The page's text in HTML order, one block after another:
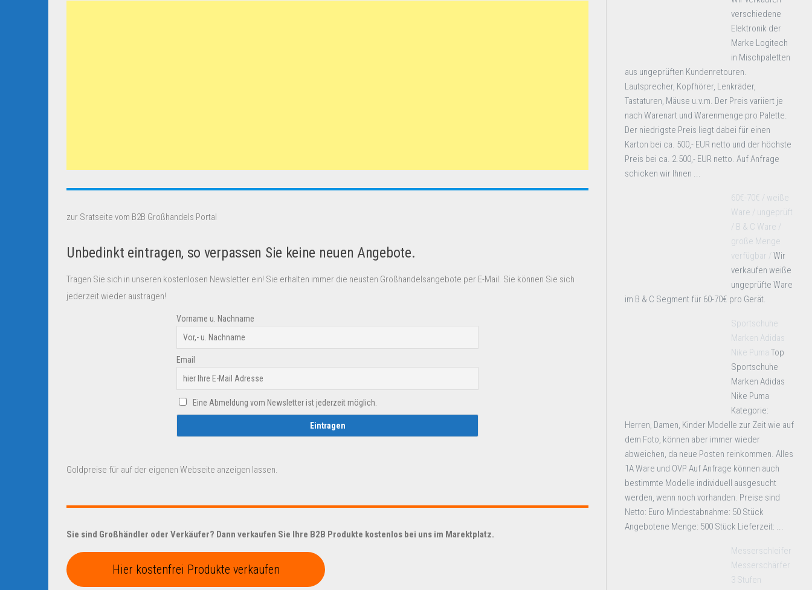
zur Sratseite vom B2B Großhandels Portal
Unbedinkt eintragen, so verpassen Sie keine neuen Angebote.
Tragen Sie sich in unseren kostenlosen Newsletter ein! Sie erhalten immer die neusten Großhandelsangebote per E-Mail. Sie können Sie sich
jederzeit wieder austragen!
Vorname u. Nachname
Email
Eine Abmeldung vom Newsletter ist jederzeit möglich.
Goldpreise für auf der eigenen Webseite anzeigen lassen.
Sie sind Großhändler oder Verkäufer? Dann verkaufen Sie Ihre B2B Produkte kostenlos bei uns im Marektplatz.
Hier kostenfrei Produkte verkaufen
verschiedene
Elektronik der
Marke Logitech
in Mischpaletten
aus ungeprüften Kundenretouren.
Lautsprecher, Kopfhörer, Lenkräder,
Tastaturen, Mäuse u.v.m. Der Preis variiert je
nach Warenart und Warenmenge pro Palette.
Der niedrigste Preis liegt dabei für einen
Karton bei ca. 500,- EUR netto und der höchste
Preis bei ca. 2.500,- EUR netto. Auf Anfrage
schicken wir Ihnen ...
60€-70€ / weiße
Ware / ungeprüft
/ B & C Ware /
große Menge
verfügbar / Wir
verkaufen weiße
ungeprüfte Ware
im B & C Segment für 60-70€ pro Gerät.
Sportschuhe
Marken Adidas
Nike Puma Top
Sportschuhe
Marken Adidas
Nike Puma
Kategorie:
Herren, Damen, Kinder Modelle zur Zeit wie auf
dem Foto, können aber immer wieder
abweichen, da neue Posten reinkommen. Alles
1A Ware und OVP Auf Anfrage können auch
bestimmte Modelle individuell ausgesucht
werden, wenn noch vorhanden. Preise sind
Netto: Euro Mindestabnahme: 50 Stück
Angebotene Menge: 500 Stück Lieferzeit: ...
Messerschleifer
Messerschärfer
3 Stufen